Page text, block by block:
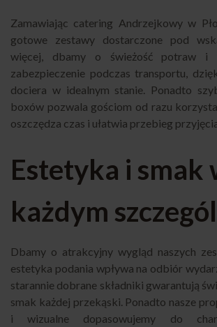
Zamawiając catering Andrzejkowy w
gotowe zestawy dostarczone pod
więcej, dbamy o świeżość potraw i
zabezpieczenie podczas transportu,
dociera w idealnym stanie. Ponadto
boxów pozwala gościom od razu
oszczędza czas i ułatwia przebieg
Estetyka i smak
każdym
Dbamy o atrakcyjny wygląd naszych
estetyka podania wpływa na odbiór
starannie dobrane składniki gwarantują
smak każdej przekąski. Ponadto nasze
i wizualne dopasowujemy do